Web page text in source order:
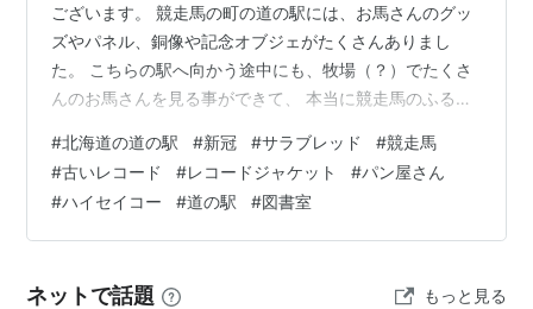
ございます。 競走馬の町の道の駅には、お馬さんのグッ
ズやパネル、銅像や記念オブジェがたくさんありまし
た。 こちらの駅へ向かう途中にも、牧場（？）でたくさ
んのお馬さんを見る事ができて、 本当に競走馬のふるさ
す。 主な施設 インフォメーション 物産館 レ・コード館
駐車場にはハイセイコー像！ インフォメーション周辺 こ
ちらインフォメーション横のファストフードコーナー。
日高昆布を使った肉まんや、ピーマンのソフトクリーム
うまく（馬九）いく、馬神社…
#北海道の道の駅 #新冠 #サラブレッド #競走馬
#古いレコード #レコードジャケット #パン屋さん
#ハイセイコー #道の駅 #図書室
ネットで話題 もっと見る